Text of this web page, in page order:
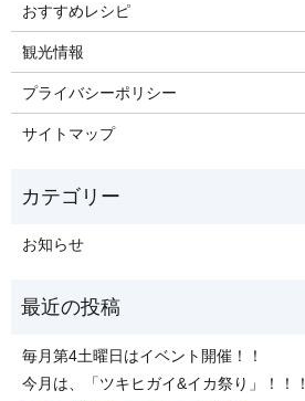
おすすめレシピ
観光情報
プライバシーポリシー
サイトマップ
お知らせ
毎月第4土曜日はイベント開催！！
今月は、「ツキヒガイ&イカ祭り」！！！